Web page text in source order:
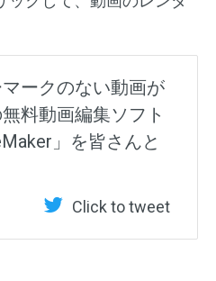
ークのない動画が
料動画編集ソフト
」を皆さんと
Click to tweet